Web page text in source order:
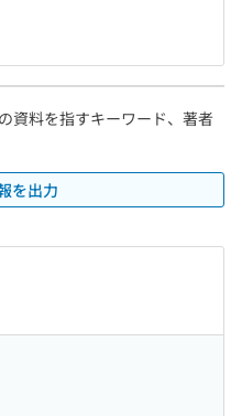
資料を指すキーワード、著者
を出力